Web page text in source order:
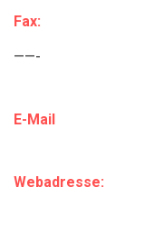
Fax:
——-
E-Mail
Webadresse: